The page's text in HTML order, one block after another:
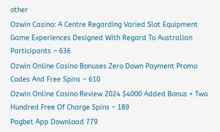
other
Ozwin Casino: A Centre Regarding Varied Slot Equipment
Game Experiences Designed With Regard To Australian
Participants – 636
Ozwin Online Casino Bonuses Zero Down Payment Promo
Codes And Free Spins – 610
Ozwin Online Casino Review 2024 $4000 Added Bonus + Two
Hundred Free Of Charge Spins – 189
Pagbet App Download 779